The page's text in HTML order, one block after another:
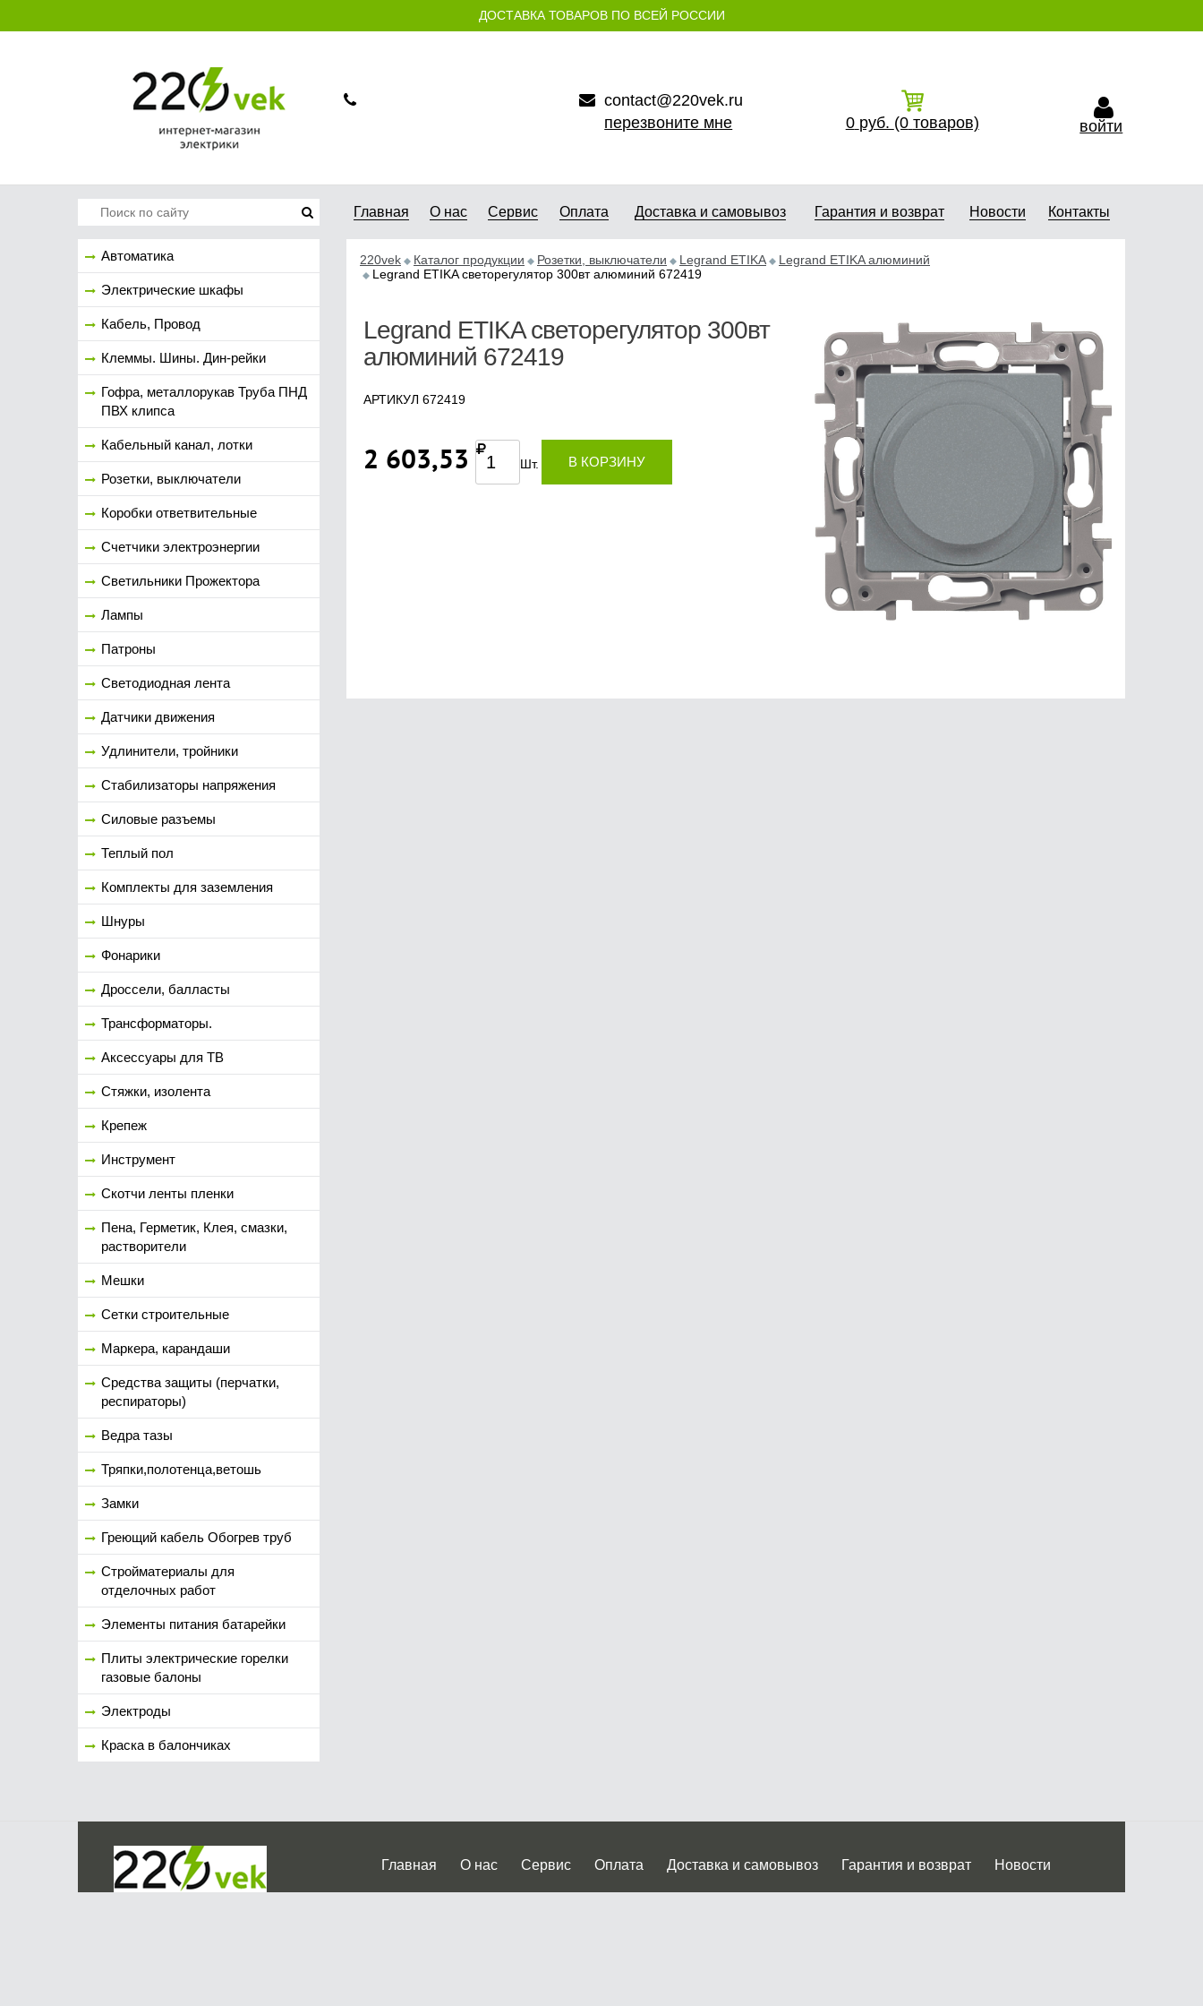
ДОСТАВКА ТОВАРОВ ПО ВСЕЙ РОССИИ
contact@220vek.ru
перезвоните мне
0 руб. (0 товаров) войти
Автоматика
Электрические шкафы
Кабель, Провод
Клеммы. Шины. Дин-рейки
Гофра, металлорукав Труба ПНД
ПВХ клипса
Кабельный канал, лотки
Розетки, выключатели
Коробки ответвительные
Счетчики электроэнергии
Светильники Прожектора
Лампы
Патроны
Светодиодная лента
Датчики движения
Удлинители, тройники
Стабилизаторы напряжения
Силовые разъемы
Теплый пол
Комплекты для заземления
Шнуры
Фонарики
Дроссели, балласты
Трансформаторы.
Аксессуары для ТВ
Стяжки, изолента
Крепеж
Инструмент
Скотчи ленты пленки
Пена, Герметик, Клея, смазки,
растворители
Мешки
Сетки строительные
Маркера, карандаши
Средства защиты (перчатки,
респираторы)
Ведра тазы
Тряпки,полотенца,ветошь
Замки
Греющий кабель Обогрев труб
Стройматериалы для
отделочных работ
Элементы питания батарейки
Плиты электрические горелки
газовые балоны
Электроды
Краска в балончиках
Главная О нас Сервис Оплата Доставка и самовывоз Гарантия и возврат Новости Контакты
220vek Каталог продукции Розетки, выключатели Legrand ETIKA
Legrand ETIKA алюминий
Legrand ETIKA светорегулятор 300вт алюминий 672419
Legrand ETIKA светорегулятор 300вт
алюминий 672419
АРТИКУЛ 672419
2 603,53 Шт. В КОРЗИНУ
Главная О нас Сервис Оплата Доставка и самовывоз Гарантия и возврат Новости